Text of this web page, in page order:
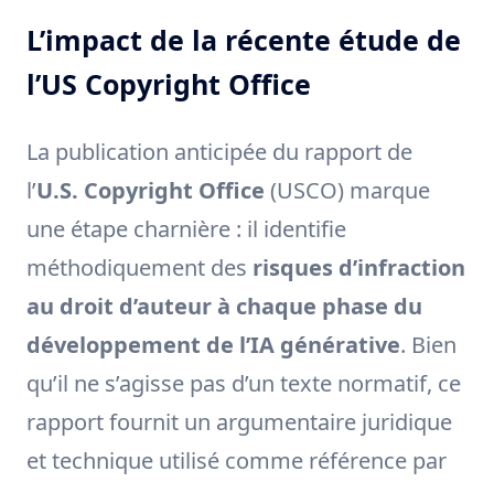
L’impact de la récente étude de
l’US Copyright Office
La publication anticipée du rapport de
l’U.S. Copyright Office (USCO) marque
une étape charnière : il identifie
méthodiquement des risques d’infraction
au droit d’auteur à chaque phase du
développement de l’IA générative. Bien
qu’il ne s’agisse pas d’un texte normatif, ce
rapport fournit un argumentaire juridique
et technique utilisé comme référence par